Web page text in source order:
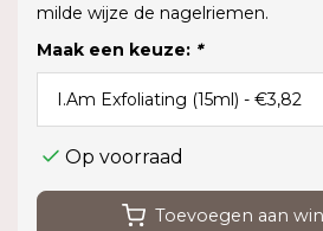
milde wijze de nagelriemen.
Maak een keuze: *
Op voorraad
Toevoegen aan